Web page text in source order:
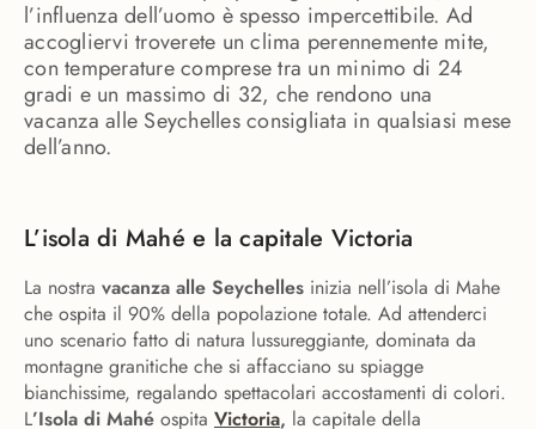
l’influenza dell’uomo è spesso impercettibile. Ad
accogliervi troverete un clima perennemente mite,
con temperature comprese tra un minimo di 24
gradi e un massimo di 32, che rendono una
vacanza alle Seychelles consigliata in qualsiasi mese
dell’anno.
L’isola di Mahé e la capitale Victoria
La nostra vacanza alle Seychelles inizia nell’isola di Mahe
che ospita il 90% della popolazione totale. Ad attenderci
uno scenario fatto di natura lussureggiante, dominata da
montagne granitiche che si affacciano su spiagge
bianchissime, regalando spettacolari accostamenti di colori.
L’Isola di Mahé ospita Victoria, la capitale della